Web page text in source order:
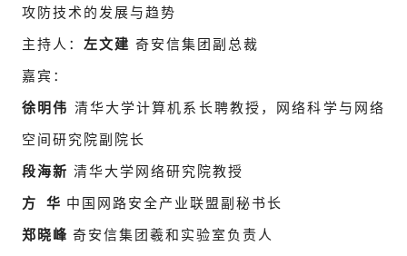
攻防技术的发展与趋势
主持人： 左文建 奇安信集团副总裁
嘉宾：
徐明伟 清华大学计算机系长聘教授，网络科学与网络
空间研究院副院长
段海新 清华大学网络研究院教授
方 华 中国网路安全产业联盟副秘书长
郑晓峰 奇安信集团羲和实验室负责人